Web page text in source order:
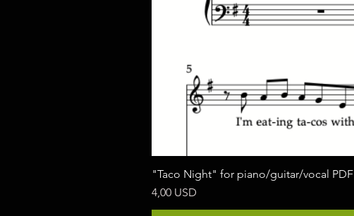
"Taco Night" for piano/guitar/vocal PDF
Ár
4,00 USD